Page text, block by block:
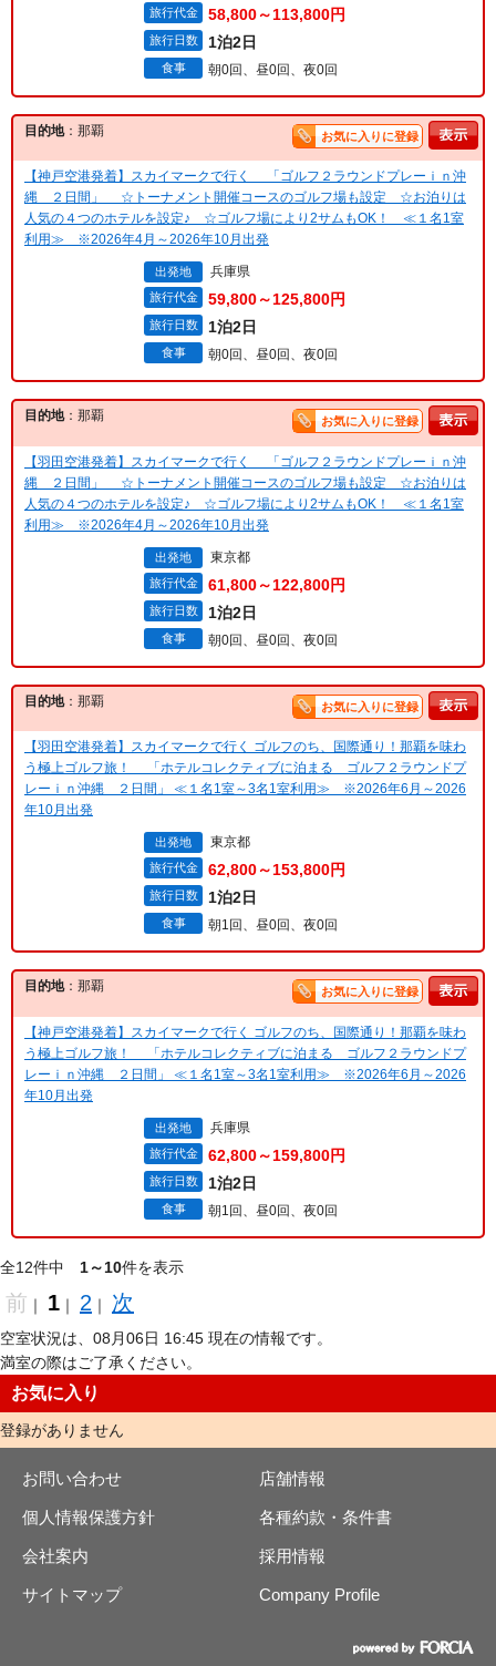
旅行代金 58,800～113,800円
旅行日数 1泊2日
食事 朝0回、昼0回、夜0回
目的地：那覇 お気に入りに登録
【神戸空港発着】スカイマークで行く 「ゴルフ２ラウンドプレーｉｎ沖
縄 ２日間」 ☆トーナメント開催コースのゴルフ場も設定 ☆お泊りは
人気の４つのホテルを設定♪ ☆ゴルフ場により2サムもOK！ ≪１名1室
利用≫ ※2026年4月～2026年10月出発
出発地 兵庫県
旅行代金 59,800～125,800円
旅行日数 1泊2日
食事 朝0回、昼0回、夜0回
目的地：那覇 お気に入りに登録
【羽田空港発着】スカイマークで行く 「ゴルフ２ラウンドプレーｉｎ沖
縄 ２日間」 ☆トーナメント開催コースのゴルフ場も設定 ☆お泊りは
人気の４つのホテルを設定♪ ☆ゴルフ場により2サムもOK！ ≪１名1室
利用≫ ※2026年4月～2026年10月出発
出発地 東京都
旅行代金 61,800～122,800円
旅行日数 1泊2日
食事 朝0回、昼0回、夜0回
目的地：那覇 お気に入りに登録
【羽田空港発着】スカイマークで行く ゴルフのち、国際通り！那覇を味わ
う極上ゴルフ旅！ 「ホテルコレクティブに泊まる ゴルフ２ラウンドプ
レーｉｎ沖縄 ２日間」 ≪１名1室～3名1室利用≫ ※2026年6月～2026
年10月出発
出発地 東京都
旅行代金 62,800～153,800円
旅行日数 1泊2日
食事 朝1回、昼0回、夜0回
目的地：那覇 お気に入りに登録
【神戸空港発着】スカイマークで行く ゴルフのち、国際通り！那覇を味わ
う極上ゴルフ旅！ 「ホテルコレクティブに泊まる ゴルフ２ラウンドプ
レーｉｎ沖縄 ２日間」 ≪１名1室～3名1室利用≫ ※2026年6月～2026
年10月出発
出発地 兵庫県
旅行代金 62,800～159,800円
旅行日数 1泊2日
食事 朝1回、昼0回、夜0回
全12件中 1～10件を表示
前 ｜ 1 ｜ 2 ｜ 次
空室状況は、08月06日 16:45 現在の情報です。
満室の際はご了承ください。
お気に入り
登録がありません
お問い合わせ 店舗情報
個人情報保護方針 各種約款・条件書
会社案内 採用情報
サイトマップ Company Profile